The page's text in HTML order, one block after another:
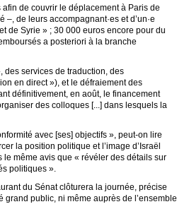
de couvrir le déplacement à Paris de
de leurs accompagnant·es et d’un·e
de Syrie » ; 30 000 euros encore pour du
a posteriori à la branche
des services de traduction, des
en direct »), et le défraiement des
définitivement, en août, le financement
des colloques [...] dans lesquels la
avec [ses] objectifs », peut-on lire
la position politique et l’image d’Israël
même avis que « révéler des détails sur
politiques ».
du Sénat clôturera la journée, précise
grand public, ni même auprès de l’ensemble